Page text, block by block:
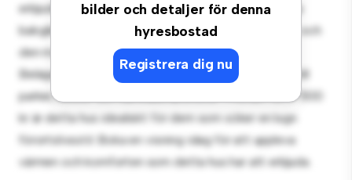
bilder och detaljer för denna
hyresbostad
Registrera dig nu
erbjuder en rymlig och välkomnande miljö. Den stora
bakgården är perfekt för utomhussammankomster, och
den mysiga interiören ger en bekväm tillflyktsort.
Beläget i ett familjevänligt område, har du tillgång till
parker, skolor och samhällsfaciliteter. Prisvärt till 19 500
kr är detta hus idealiskt för dem som söker en lugn
förortslivsstil. Boka en visning idag för att uppleva
värmen och komforten som detta hus har att erbjuda.